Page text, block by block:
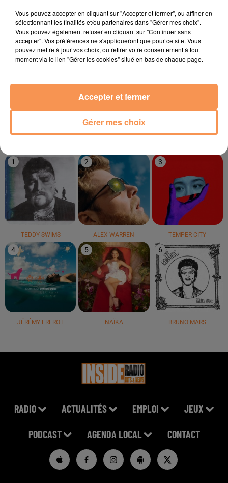
9h23
9h23 9h16
9h16
Paris Latino
9h13
9h13
LE TOP
1
TEDDY SWIMS
2
ALEX WARREN
3
TEMPER CITY
4
JÉRÉMY FREROT
5
NAÏKA
6
BRUNO MARS
RADIO ACTUALITÉS EMPLOI JEUX
PODCAST AGENDA LOCAL CONTACT
Vous pouvez accepter en cliquant sur "Accepter et fermer", ou affiner en
sélectionnant les finalités et/ou partenaires dans "Gérer mes choix".
Vous pouvez également refuser en cliquant sur "Continuer sans
accepter". Vos préférences ne s'appliqueront que pour ce site. Vous
pouvez mettre à jour vos choix, ou retirer votre consentement à tout
moment via le lien "Gérer les cookies" situé en bas de chaque page.
Gérer mes choix
Accepter et fermer